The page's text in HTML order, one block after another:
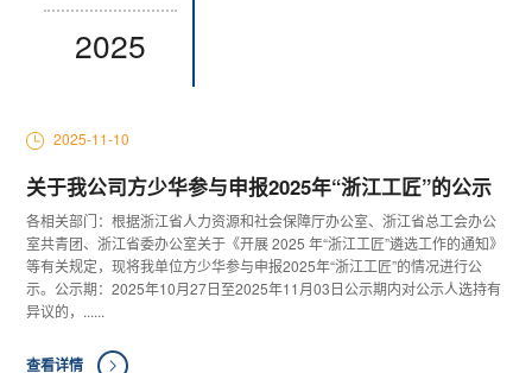
2025
2025-11-10
关于我公司方少华参与申报2025年“浙江工匠”的公示
各相关部门：根据浙江省人力资源和社会保障厅办公室、浙江省总工会办公
室共青团、浙江省委办公室关于《开展 2025 年“浙江工匠”遴选工作的通知》
等有关规定，现将我单位方少华参与申报2025年“浙江工匠”的情况进行公
示。公示期：2025年10月27日至2025年11月03日公示期内对公示人选持有
异议的，......
查看详情